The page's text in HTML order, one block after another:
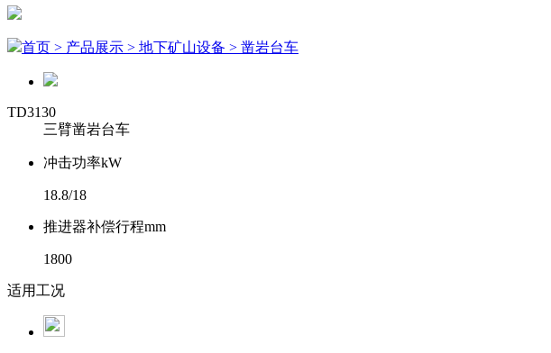
首页 > 产品展示 > 地下矿山设备 > 凿岩台车
TD3130
三臂凿岩台车
冲击功率kW
18.8/18
推进器补偿行程mm
1800
适用工况